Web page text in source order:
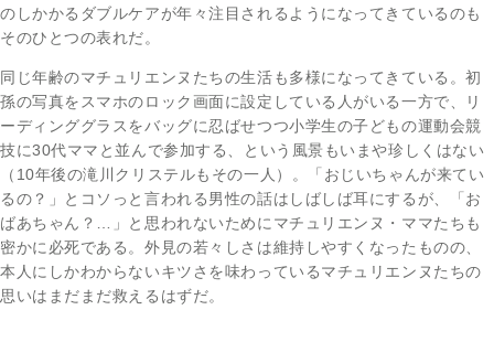
のしかかるダブルケアが年々注目されるようになってきているのも
そのひとつの表れだ。
同じ年齢のマチュリエンヌたちの生活も多様になってきている。初
孫の写真をスマホのロック画面に設定している人がいる一方で、リ
ーディンググラスをバッグに忍ばせつつ小学生の子どもの運動会競
技に30代ママと並んで参加する、という風景もいまや珍しくはない
（10年後の滝川クリステルもその一人）。「おじいちゃんが来てい
るの？」とコソっと言われる男性の話はしばしば耳にするが、「お
ばあちゃん？…」と思われないためにマチュリエンヌ・ママたちも
密かに必死である。外見の若々しさは維持しやすくなったものの、
本人にしかわからないキツさを味わっているマチュリエンヌたちの
思いはまだまだ救えるはずだ。